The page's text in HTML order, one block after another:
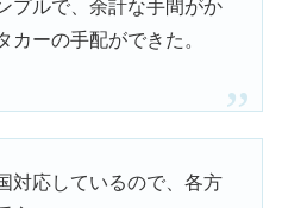
プルで、余計な手間がか
カーの手配ができた。
対応しているので、各方